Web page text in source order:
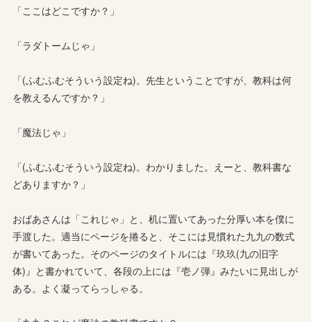
「ここはどこですか？」
「ラダトームじゃ」
「(ふむふむそういう設定ね)。先生ということですが、教科は何
を教えるんですか？」
「魔法じゃ」
「(ふむふむそういう設定ね)。わかりました。えーと、教科書な
どありますか？」
おばあさんは「これじゃ」と、机に置いてあった分厚い本を僕に
手渡した。適当にページを捲ると、そこには見慣れた九九の数式
が書いてあった。そのページのタイトルには『玖玖(九の旧字
体)』と書かれていて、各段の上には『壱ノ弾』みたいに見出しが
ある。よく凝ってらっしゃる。